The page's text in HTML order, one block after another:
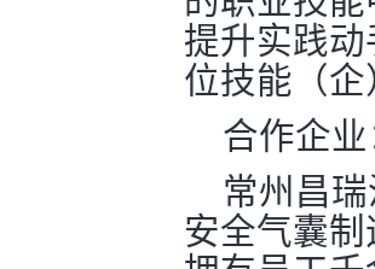
提升实践
位技能（企
合作企
常州昌
安全气囊